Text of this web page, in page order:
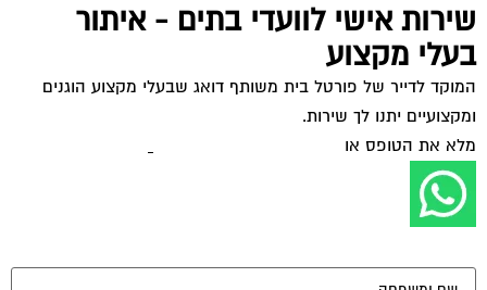
שירות אישי לוועדי בתים - איתור
בעלי מקצוע
המוקד לדייר של פורטל בית משותף דואג שבעלי מקצוע הוגנים
ומקצועיים יתנו לך שירות.
מלא את הטופס אולחץ לשליחת הודעת ווצאפ